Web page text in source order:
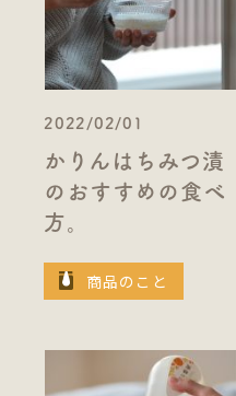
2022/02/01
かりんはちみつ漬
のおすすめの食べ
方。
商品のこと